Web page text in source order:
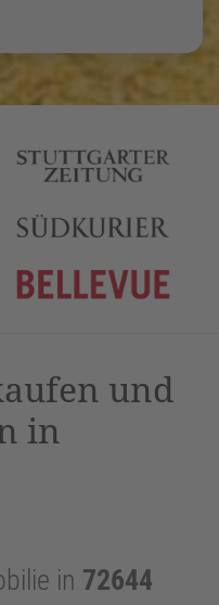
und
in
in 72644